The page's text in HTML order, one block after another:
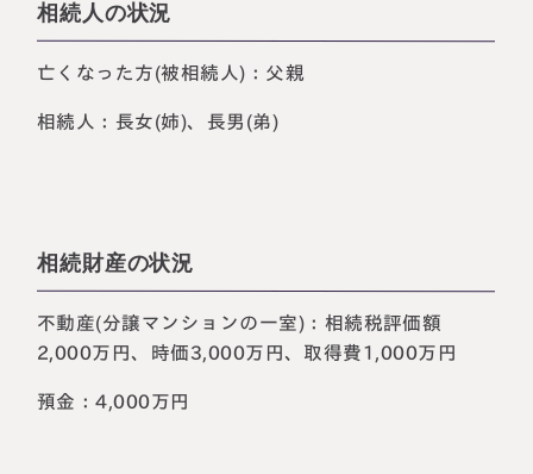
相続人の状況
亡くなった方(被相続人)：父親
相続人：長女(姉)、長男(弟)
相続財産の状況
不動産(分譲マンションの一室)：相続税評価額
2,000万円、時価3,000万円、取得費1,000万円
預金：4,000万円